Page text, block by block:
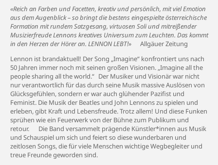
«Reich an Farben und Facetten, kreativ und persönlich, mit viel Emotion
aus dem Augenblick – so bringt die bestens eingespielte österreichische
Formation mit rundem Satzgesang, virtuosen Soli und mitreißender
Musizierfreude Lennons kreatives Universum zum Leuchten. Das kommt
in den Herzen der Hörer an. LENNON LEBT!» Allgäuer Zeitung
Lennon ist brandaktuell! Der Song „Imagine“ konfrontiert uns nach
50 Jahren immer noch mit seinen großen Visionen. „Imagine all the
people sharing all the world.“ Der Musiker und Visionär war nicht
nur verantwortlich für das durch seine Musik massive Auslösen von
Glücksgefühlen, sondern er war auch glühender Pazifist und
Feminist. Die Musik der Beatles und John Lennons zu spielen und
erleben, gibt Kraft und Lebensfreude. Trotz allem! Und diese Funken
sprühen wie ein Feuerwerk von der Bühne zum Publikum und
retour. Die Band versammelt prägende Künstler*innen aus Musik
und Schauspiel um sich und feiert so diese wunderbaren und
zeitlosen Songs, die für viele Menschen wichtige Wegbegleiter und
treue Freunde geworden sind.